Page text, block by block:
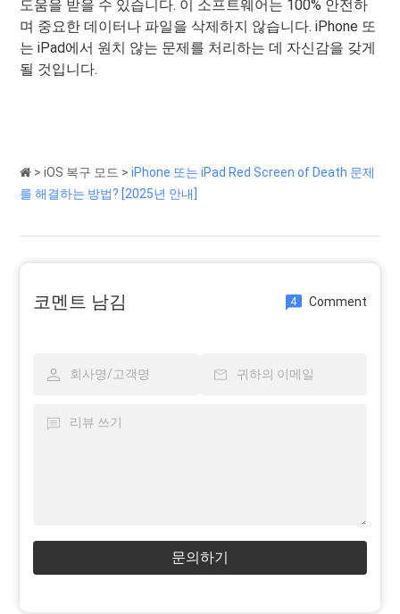
도움을 받을 수 있습니다. 이 소프트웨어는 100% 안전하
며 중요한 데이터나 파일을 삭제하지 않습니다. iPhone 또
는 iPad에서 원치 않는 문제를 처리하는 데 자신감을 갖게
될 것입니다.
>iOS 복구 모드 >iPhone 또는 iPad Red Screen of Death 문제
를 해결하는 방법? [2025년 안내]
코멘트 남김 4 Comment
문의하기